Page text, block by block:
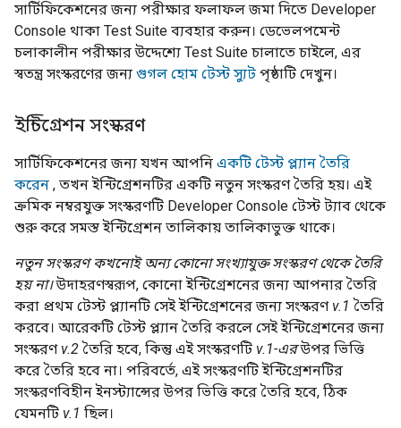
সার্টিফিকেশনের জন্য পরীক্ষার ফলাফল জমা দিতে Developer
Console থাকা Test Suite ব্যবহার করুন। ডেভেলপমেন্ট
চলাকালীন পরীক্ষার উদ্দেশ্যে Test Suite চালাতে চাইলে, এর
স্বতন্ত্র সংস্করণের জন্য গুগল হোম টেস্ট স্যুট পৃষ্ঠাটি দেখুন।
ইন্টিগ্রেশন সংস্করণ
সার্টিফিকেশনের জন্য যখন আপনি একটি টেস্ট প্ল্যান তৈরি
করেন , তখন ইন্টিগ্রেশনটির একটি নতুন সংস্করণ তৈরি হয়। এই
ক্রমিক নম্বরযুক্ত সংস্করণটি Developer Console টেস্ট ট্যাব থেকে
শুরু করে সমস্ত ইন্টিগ্রেশন তালিকায় তালিকাভুক্ত থাকে।
নতুন সংস্করণ কখনোই অন্য কোনো সংখ্যাযুক্ত সংস্করণ থেকে তৈরি
হয় না।উদাহরণস্বরূপ, কোনো ইন্টিগ্রেশনের জন্য আপনার তৈরি
করা প্রথম টেস্ট প্ল্যানটি সেই ইন্টিগ্রেশনের জন্য সংস্করণ v.1 তৈরি
করবে। আরেকটি টেস্ট প্ল্যান তৈরি করলে সেই ইন্টিগ্রেশনের জন্য
সংস্করণ v.2 তৈরি হবে, কিন্তু এই সংস্করণটি v.1-এরউপর ভিত্তি
করে তৈরি হবে না। পরিবর্তে, এই সংস্করণটি ইন্টিগ্রেশনটির
সংস্করণবিহীন ইনস্ট্যান্সের উপর ভিত্তি করে তৈরি হবে, ঠিক
যেমনটি v.1 ছিল।